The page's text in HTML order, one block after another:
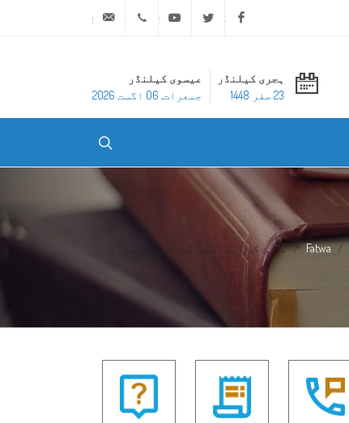
Facebook
Twitter
Youtube
ہجری کیلنڈر
23 صفر 1448
عیسوی کیلنڈر
جمعرات, 06 اگست 2026
Fatwa عورت کا اپنے گھر کے علاوہ کہیں اور ...